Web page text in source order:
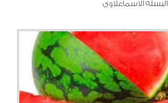
البسله الاسماعلاوى